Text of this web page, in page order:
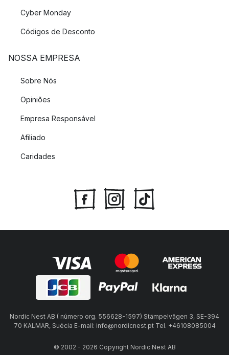
Cyber Monday
Códigos de Desconto
NOSSA EMPRESA
Sobre Nós
Opiniões
Empresa Responsável
Afiliado
Caridades
Nordic Nest AB ( número org. 556628-1597) Stämpelvägen 3, SE-394
70 KALMAR, Suécia E-mail: info@nordicnest.pt Tel. +46108085004
© 2002 - 2026 Copyright Nordic Nest AB